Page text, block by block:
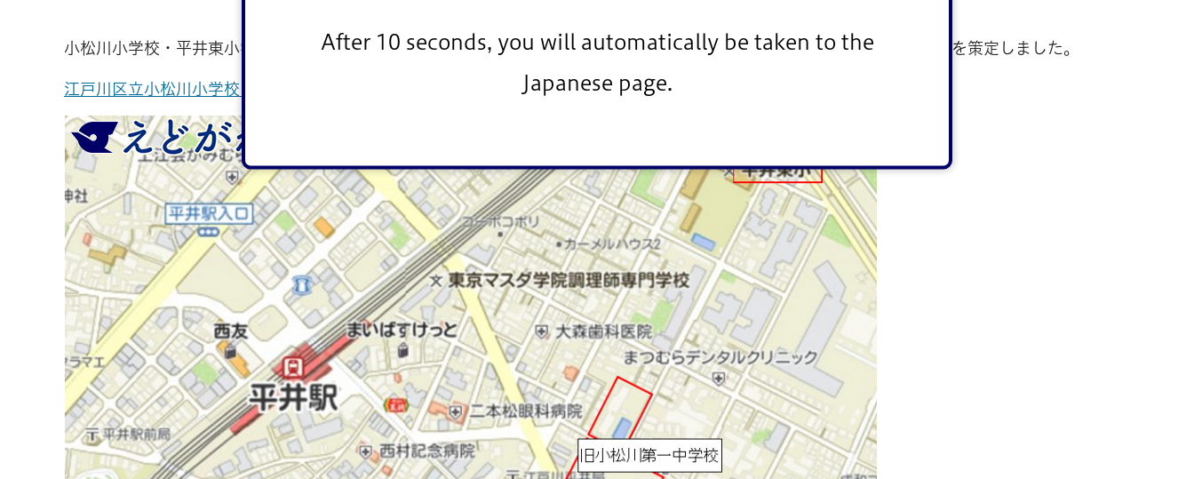
After 10 seconds, you will automatically be taken to the
Japanese page.
小松川小学校・平井東小学校統合校の改築に向け、『江戸川区立小松川小学校・平井東小学校 統合校 基本構想・基本計画』を策定しました。
江戸川区立小松川小学校・平井東小学校 統合校 基本構想・基本計画（令和6年3月策定）（PDF：9,796KB）